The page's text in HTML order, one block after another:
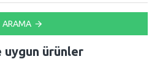
ARAMA
ürünler